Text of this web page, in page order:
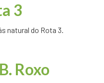
3
natural do Rota 3.
Roxo